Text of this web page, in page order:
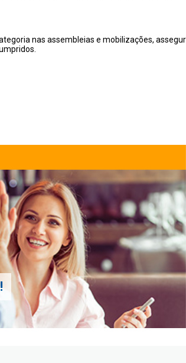
nas assembleias e mobilizações,